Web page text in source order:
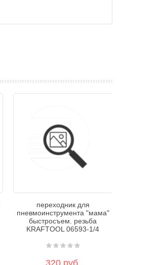
переходник для
пневмоинструмента "мама"
быстросъем. резьба
KRAFTOOL 06593-1/4
320 руб.